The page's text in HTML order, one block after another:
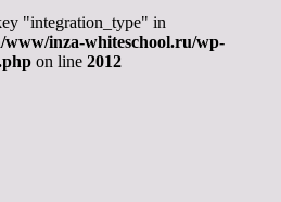
"integration_type" in
www/inza-whiteschool.ru/wp-
on line 2012